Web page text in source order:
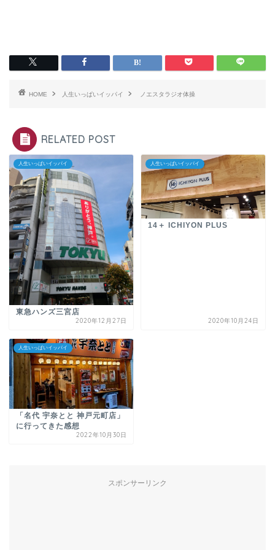
HOME 人生いっぱいイッパイ ノエスタラジオ体操
RELATED POST
人生いっぱいイッパイ
東急ハンズ三宮店
2020年12月27日
人生いっぱいイッパイ
14＋ ICHIYON PLUS
2020年10月24日
人生いっぱいイッパイ
「名代 宇奈とと 神戸元町店」
に行ってきた感想
2022年10月30日
スポンサーリンク